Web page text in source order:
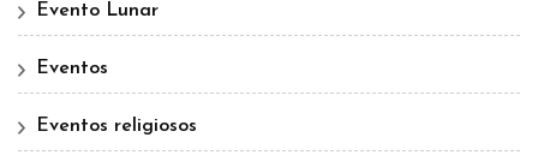
Evento Lunar
Eventos
Eventos religiosos